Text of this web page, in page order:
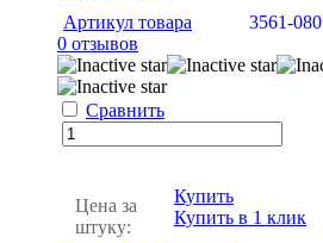
Артикул товара
3561-080
0 отзывов
Сравнить
Цена за
штуку:
Купить
Купить в 1 клик